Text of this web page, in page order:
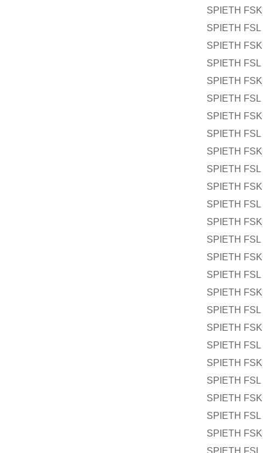
SPIETH
SPIETH FSL
SPIETH
SPIETH FSL
SPIETH
SPIETH FSL
SPIETH
SPIETH FSL
SPIETH
SPIETH FSL
SPIETH
SPIETH FSL
SPIETH
SPIETH FSL
SPIETH
SPIETH FSL
SPIETH
SPIETH FSL
SPIETH
SPIETH FSL
SPIETH
SPIETH FSL
SPIETH
SPIETH FSL
SPIETH
SPIETH FSL